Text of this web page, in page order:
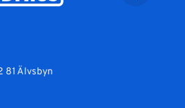
81 Älvsbyn